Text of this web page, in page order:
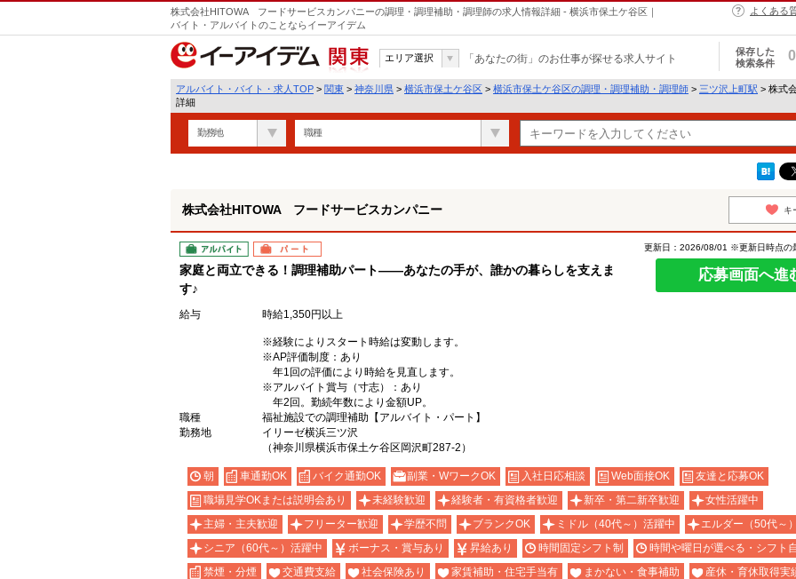
株式会社HITOWA フードサービスカンパニーの調理・調理補助・調理師の求人情報詳細 - 横浜市保土ケ谷区｜
バイト・アルバイトのことならイーアイデム
よくある
関東
エリア選択 「あなたの街」のお仕事が探せる求人サイト
保存した
検索条件
0
アルバイト・バイト・求人TOP > 関東 > 神奈川県 > 横浜市保土ケ谷区 > 横浜市保土ケ谷区の調理・調理補助・調理師 > 三ツ沢上町駅 > 株式
詳細
勤務地 職種
株式会社HITOWA フードサービスカンパニー キ
アルバイト パート
家庭と両立できる！調理補助パート――あなたの手が、誰かの暮らしを支えま
す♪
更新日：2026/08/01 ※更新日時点の
応募画面へ進
給与 時給1,350円以上
※経験によりスタート時給は変動します。
※AP評価制度：あり
年1回の評価により時給を見直します。
※アルバイト賞与（寸志）：あり
年2回。勤続年数により金額UP。
職種
福祉施設での調理補助【アルバイト・パート】
勤務地
イリーゼ横浜三ツ沢
（神奈川県横浜市保土ケ谷区岡沢町287-2）
朝 車通勤OK バイク通勤OK 副業・WワークOK 入社日応相談 Web面接OK
友達と応募OK
職場見学OKまたは説明会あり
未経験歓迎 経験者・有資格者歓迎 新卒・第二新卒歓迎
女性活躍中
主婦・主夫歓迎
フリーター歓迎 学歴不問 ブランクOK ミドル（40代～）活躍中
エルダー（50代～
シニア（60代～）活躍中
ボーナス・賞与あり 昇給あり 時間固定シフト制
時間や曜日が選べる・シフト
禁煙・分煙
交通費支給 社会保険あり 家賃補助・住宅手当有 まかない・食事補助
産休・育休取得実